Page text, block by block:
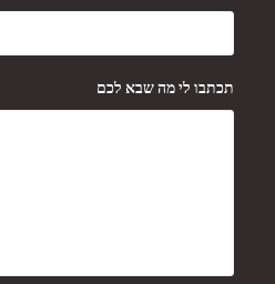
תכתבו לי מה שבא לכם